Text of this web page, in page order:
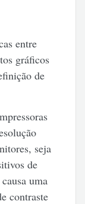
entre
gráficos
de
seja
de
uma
contraste